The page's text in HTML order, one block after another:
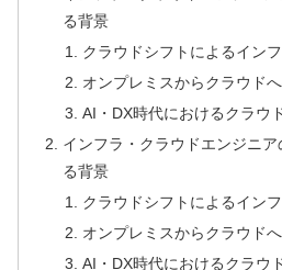
る背景
クラウドシフトによるイン
オンプレミスからクラウド
AI・DX時代におけるクラウ
インフラ・クラウドエンジニ
る背景
クラウドシフトによるイン
オンプレミスからクラウド
AI・DX時代におけるクラウ